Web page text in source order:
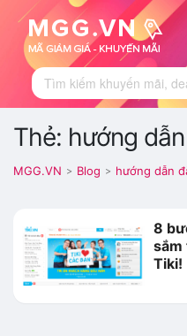
Thẻ: hướng
MGG.VN > Blog > hướng dẫn
8
sắm
Tiki!